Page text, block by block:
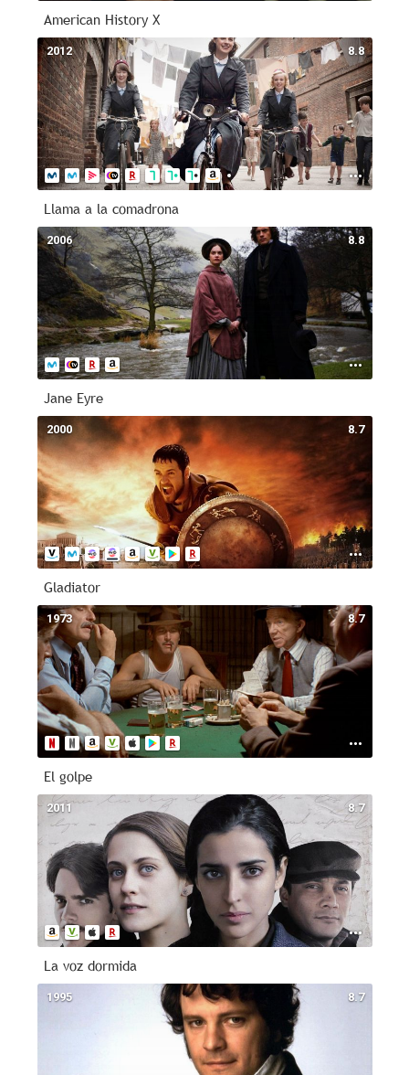
American History X
8.8
2012
Llama a la comadrona
8.8
2006
Jane Eyre
8.7
2000
Gladiator
8.7
1973
El golpe
8.7
2011
La voz dormida
8.7
1995